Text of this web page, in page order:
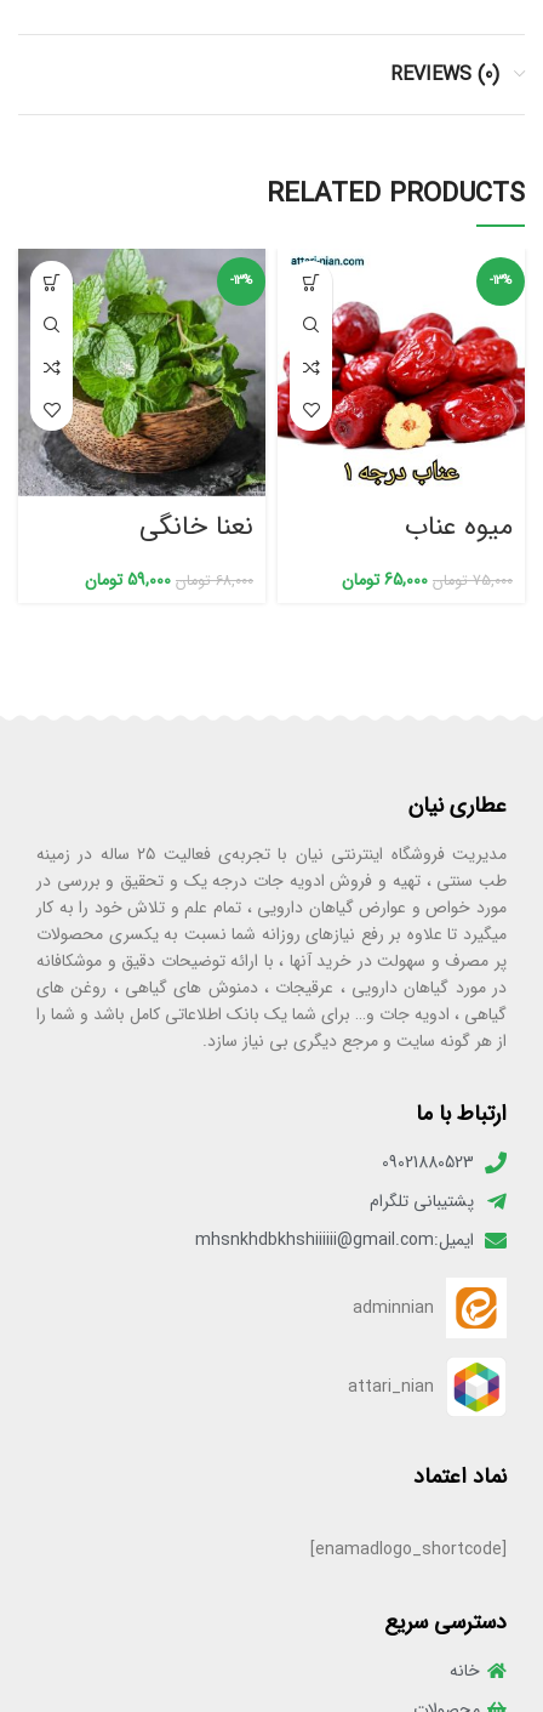
REVIEWS (0)
RELATED PRODUCTS
-13%
میوه عناب
75,000 تومان 65,000تومان
-13%
نعنا خانگی
68,000 تومان 59,000تومان
عطاری نیان
مدیریت فروشگاه اینترنتی نیان با تجربه‌ی فعالیت ۲۵ ساله در زمینه
طب سنتی ، تهیه و فروش ادویه جات درجه یک و تحقیق و بررسی در
مورد خواص و عوارض گیاهان دارویی ، تمام علم و تلاش خود را به کار
میگیرد تا علاوه بر رفع نیازهای روزانه شما نسبت به یکسری محصولات
پر مصرف و سهولت در خرید آنها ، با ارائه توضیحات دقیق و موشکافانه
در مورد گیاهان دارویی ، عرقیجات ، دمنوش های گیاهی ، روغن های
گیاهی ، ادویه جات و… برای شما یک بانک اطلاعاتی کامل باشد و شما را
از هر گونه سایت و مرجع دیگری بی نیاز سازد.
ارتباط با ما
09021880523
پشتیبانی تلگرام
ایمیل:mhsnkhdbkhshiiiiii@gmail.com
adminnian
attari_nian
نماد اعتماد
[enamadlogo_shortcode]
دسترسی سریع
خانه